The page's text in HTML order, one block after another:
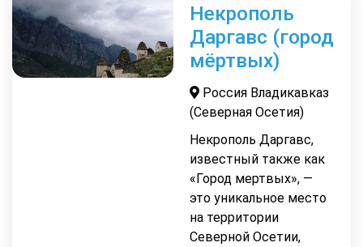
Некрополь
Даргавс (город
мёртвых)
Россия Владикавказ
(Северная Осетия)
Некрополь Даргавс,
известный также как
«Город мертвых», —
это уникальное место
на территории
Северной Осетии,